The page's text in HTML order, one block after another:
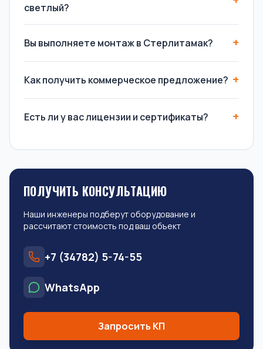
светлый?
Вы выполняете монтаж в Стерлитамак?
Как получить коммерческое предложение?
Есть ли у вас лицензии и сертификаты?
ПОЛУЧИТЬ КОНСУЛЬТАЦИЮ
Наши инженеры подберут оборудование и
рассчитают стоимость под ваш объект
+7 (34782) 5-74-55
WhatsApp
Запросить КП